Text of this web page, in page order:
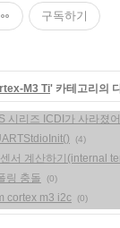
구독하기
M3 Ti' 카테고리의
시리즈 ICDI가 사라졌
(4)
서 계산하기(internal
링 충돌 (0)
cortex m3 i2c (0)